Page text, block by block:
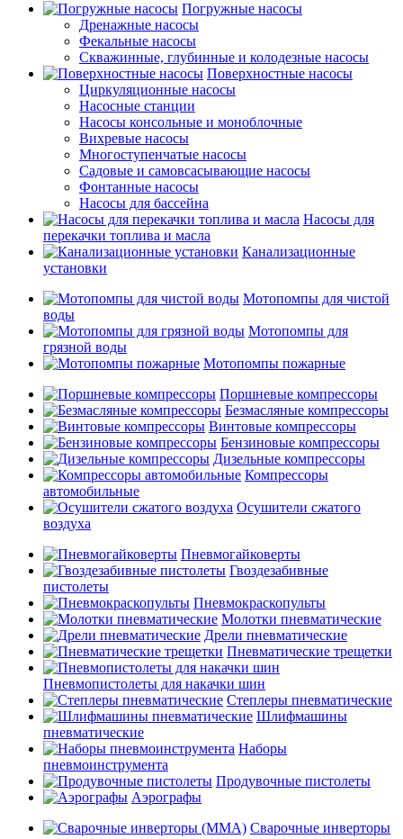
Погружные насосы
Дренажные насосы
Фекальные насосы
Скважинные, глубинные и колодезные насосы
Поверхностные насосы
Циркуляционные насосы
Насосные станции
Насосы консольные и моноблочные
Вихревые насосы
Многоступенчатые насосы
Садовые и самовсасывающие насосы
Фонтанные насосы
Насосы для бассейна
Насосы для
перекачки топлива и масла
Канализационные
установки
Мотопомпы для чистой
воды
Мотопомпы для
грязной воды
Мотопомпы пожарные
Поршневые компрессоры
Безмасляные компрессоры
Винтовые компрессоры
Бензиновые компрессоры
Дизельные компрессоры
Компрессоры
автомобильные
Осушители сжатого
воздуха
Пневмогайковерты
Гвоздезабивные
пистолеты
Пневмокраскопульты
Молотки пневматические
Дрели пневматические
Пневматические трещетки
Пневмопистолеты для накачки шин
Степлеры пневматические
Шлифмашины
пневматические
Наборы
пневмоинструмента
Продувочные пистолеты
Аэрографы
Сварочные инверторы